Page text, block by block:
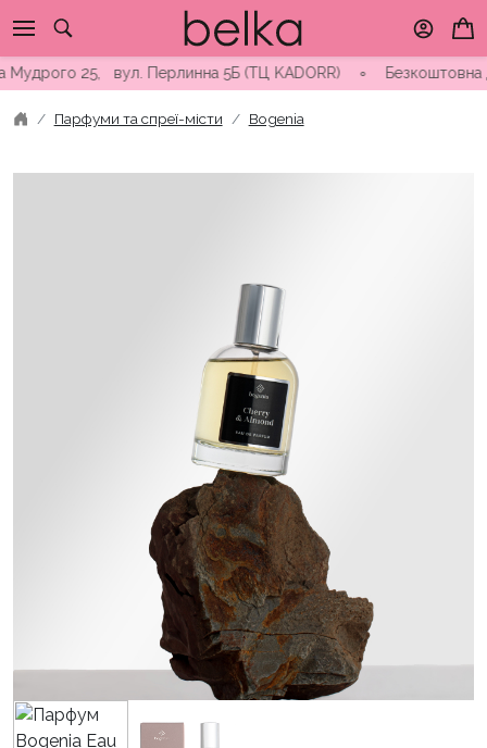
to
content25, вул. Перлинна 5Б (ТЦ KADORR) ∘ Безкоштовна
Парфуми та спреї-місти Bogenia